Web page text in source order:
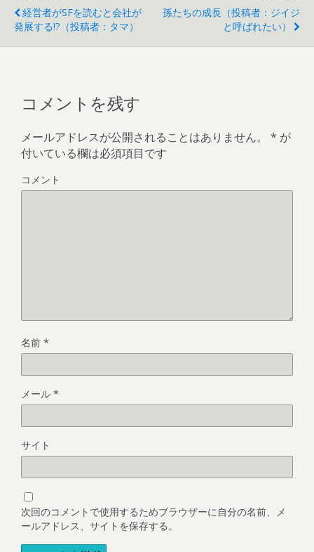
経営者がSFを読むと会社が
発展する!?（投稿者：タマ）
孫たちの成長（投稿者：ジイジ
と呼ばれたい）
コメントを残す
メールアドレスが公開されることはありません。 * が
付いている欄は必須項目です
コメント
名前 *
メール *
サイト
次回のコメントで使用するためブラウザーに自分の名前、メ
ールアドレス、サイトを保存する。